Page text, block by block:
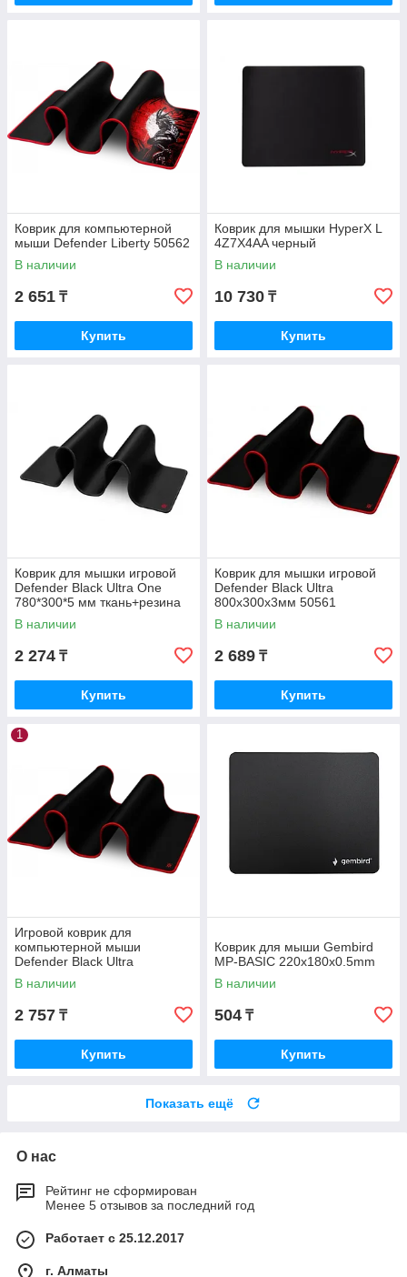
Коврик для компьютерной
мыши Defender Liberty 50562
В наличии
2 651 ₸
Купить
Коврик для мышки HyperX L
4Z7X4AA черный
В наличии
10 730 ₸
Купить
Коврик для мышки игровой
Defender Black Ultra One
780*300*5 мм ткань+резина
50004
В наличии
2 274 ₸
Купить
Коврик для мышки игровой
Defender Black Ultra
800х300х3мм 50561
В наличии
2 689 ₸
Купить
1
Игровой коврик для
компьютерной мыши
Defender Black Ultra
800х300х3мм черный 50561
В наличии
2 757 ₸
Купить
Коврик для мыши Gembird
MP-BASIC 220x180x0.5mm
В наличии
504 ₸
Купить
Показать ещё
О нас
Рейтинг не сформирован
Менее 5 отзывов за последний год
Работает с 25.12.2017
г. Алматы